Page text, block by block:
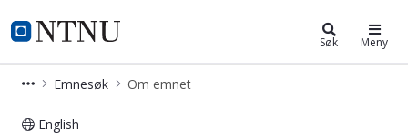
NTNU Hjemmeside
Studier Søk Meny
Emnesøk Om emnet
English